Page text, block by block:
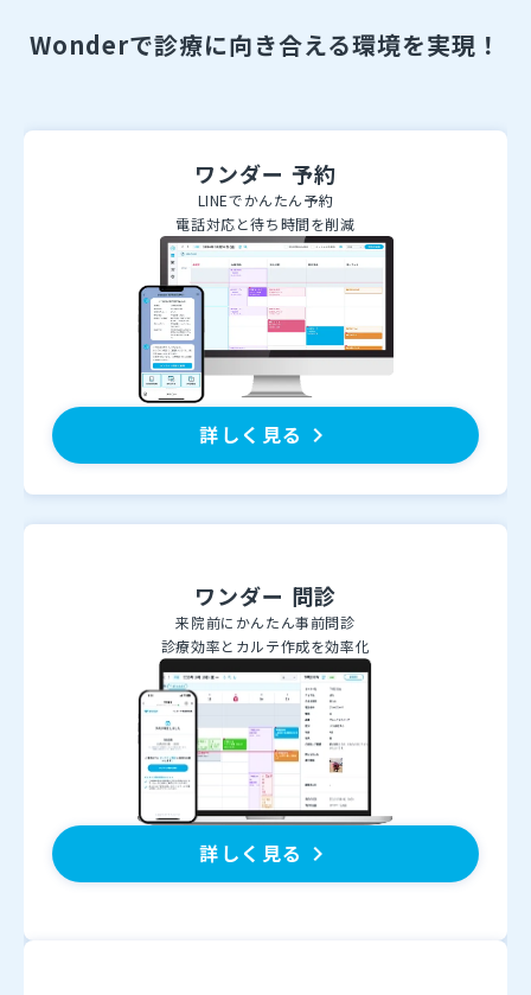
Wonderで診療に向き合える環境を実現！
ワンダー 予約
LINEでかんたん予約
電話対応と待ち時間を削減
詳しく見る keyboard_arrow_right
ワンダー 問診
来院前にかんたん事前問診
診療効率とカルテ作成を効率化
詳しく見る keyboard_arrow_right